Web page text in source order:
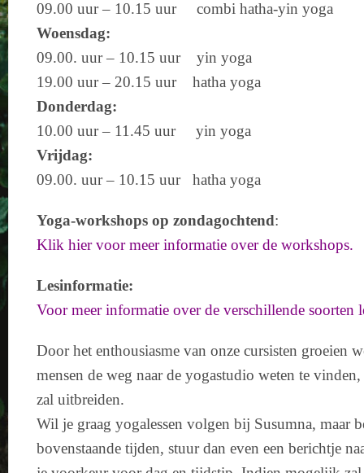
09.00 uur – 10.15 uur combi hatha-yin yoga
Woensdag:
09.00. uur – 10.15 uur yin yoga
19.00 uur – 20.15 uur hatha yoga
Donderdag:
10.00 uur – 11.45 uur yin yoga
Vrijdag:
09.00. uur – 10.15 uur hatha yoga
Yoga-workshops op zondagochtend:
Klik hier voor meer informatie over de workshops.
Lesinformatie:
Voor meer informatie over de verschillende soorten
Door het enthousiasme van onze cursisten groeien
mensen de weg naar de yogastudio weten te
zal uitbreiden.
Wil je graag yogalessen volgen bij Susumna, maar
bovenstaande tijden, stuur dan even een berichtje